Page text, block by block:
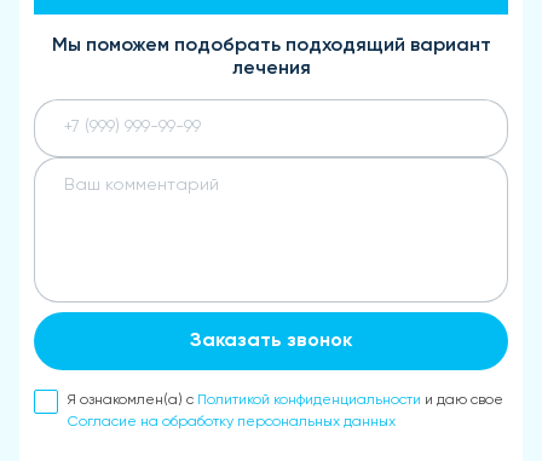
Мы поможем подобрать подходящий вариант
лечения
Заказать звонок
Я ознакомлен(а) с Политикой конфиденциальности и даю свое
Согласие на обработку персональных данных